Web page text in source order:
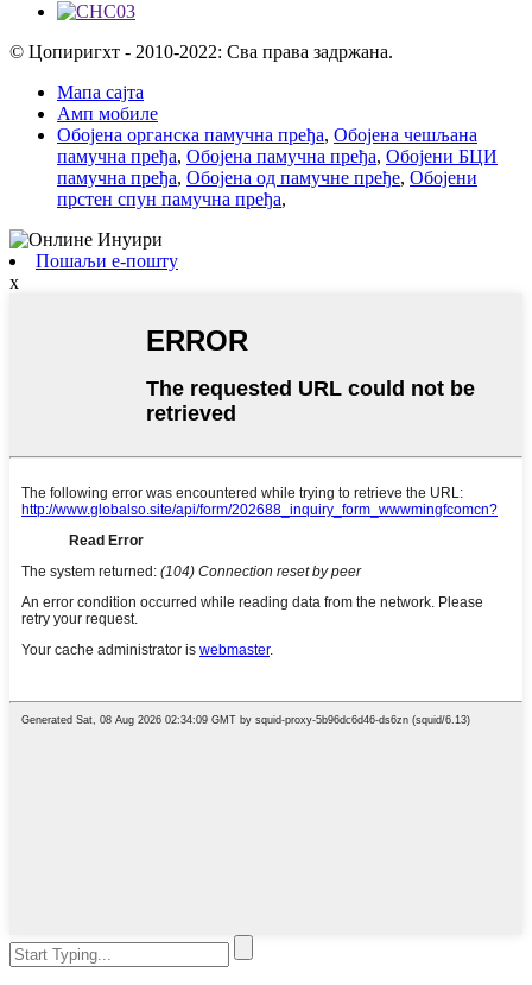
© Цопиригхт - 2010-2022: Сва права задржана.
Мапа сајта
Амп мобиле
Обојена органска памучна пређа, Обојена чешљана
памучна пређа, Обојена памучна пређа, Обојени БЦИ
памучна пређа, Обојена од памучне пређе, Обојени
прстен спун памучна пређа,
Пошаљи е-пошту
x